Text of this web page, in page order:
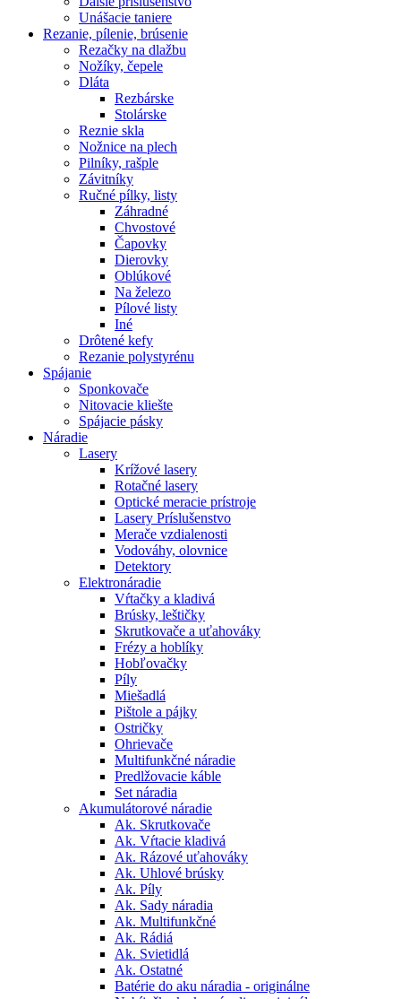
Unášacie taniere
Rezanie, pílenie, brúsenie
Rezačky na dlažbu
Nožíky, čepele
Dláta
Rezbárske
Stolárske
Reznie skla
Nožnice na plech
Pilníky, rašple
Závitníky
Ručné pílky, listy
Záhradné
Chvostové
Čapovky
Dierovky
Oblúkové
Na železo
Pílové listy
Iné
Drôtené kefy
Rezanie polystyrénu
Spájanie
Sponkovače
Nitovacie kliešte
Spájacie pásky
Náradie
Lasery
Krížové lasery
Rotačné lasery
Optické meracie prístroje
Lasery Príslušenstvo
Merače vzdialenosti
Vodováhy, olovnice
Detektory
Elektronáradie
Vŕtačky a kladivá
Brúsky, leštičky
Skrutkovače a uťahováky
Frézy a hoblíky
Hobľovačky
Píly
Miešadlá
Pištole a pájky
Ostričky
Ohrievače
Multifunkčné náradie
Predlžovacie káble
Set náradia
Akumulátorové náradie
Ak. Skrutkovače
Ak. Vŕtacie kladivá
Ak. Rázové uťahováky
Ak. Uhlové brúsky
Ak. Píly
Ak. Sady náradia
Ak. Multifunkčné
Ak. Rádiá
Ak. Svietidlá
Ak. Ostatné
Batérie do aku náradia - originálne